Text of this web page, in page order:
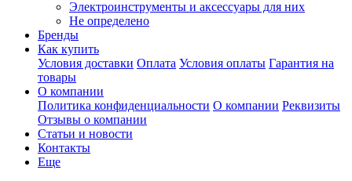
Электроинструменты и аксессуары для них
Не определено
Бренды
Как купить
Условия доставки Оплата Условия оплаты Гарантия на
товары
О компании
Политика конфиденциальности О компании Реквизиты
Отзывы о компании
Статьи и новости
Контакты
Еще